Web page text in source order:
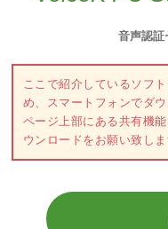
音声認証
ここで紹介しているソフ
め、スマートフォンでダ
ページ上部にある共有機
ウンロードをお願い致しま